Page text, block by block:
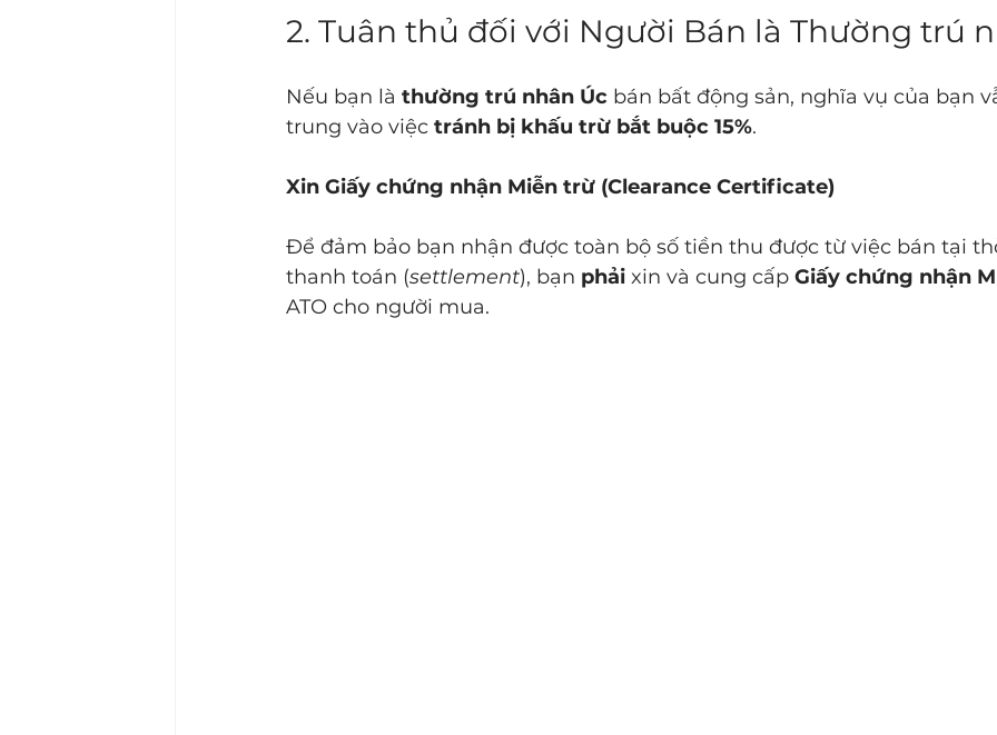
2. Tuân thủ đối với Người Bán là Thường trú
Nếu bạn là thường trú nhân Úc bán bất động sản, nghĩa vụ của bạn
trung vào việc tránh bị khấu trừ bắt buộc 15%.
Xin Giấy chứng nhận Miễn trừ (Clearance Certificate)
Để đảm bảo bạn nhận được toàn bộ số tiền thu được từ việc bán tại
thanh toán (settlement), bạn phải xin và cung cấp Giấy chứng nhận
ATO cho người mua.